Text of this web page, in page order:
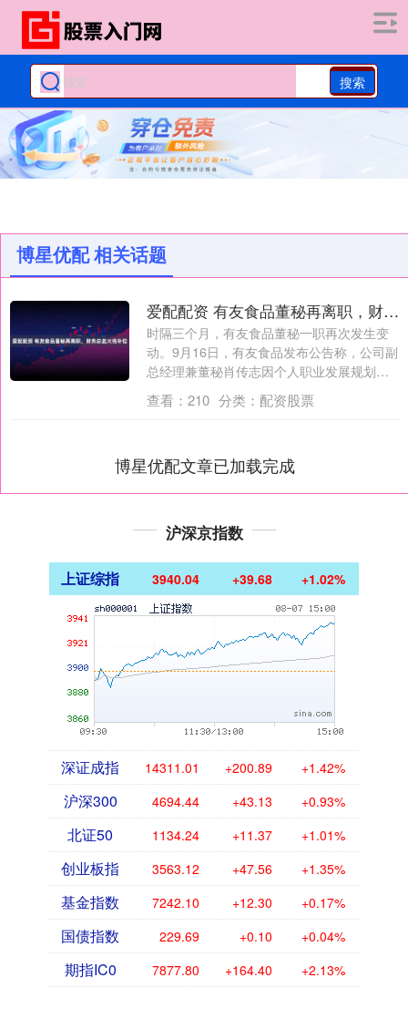
搜索
博星优配 相关话题
爱配配资 有友食品董秘再离职，财务总监火线补位
时隔三个月，有友食品董秘一职再次发生变
动。9月16日，有友食品发布公告称，公司副
总经理兼董秘肖传志因个人职业发展规划原
因....
查看： 210 分类： 配资股票
博星优配文章已加载完成
沪深京指数
上证综指 3940.04 +39.68 +1.02%
深证成指 14311.01 +200.89 +1.42%
沪深300 4694.44 +43.13 +0.93%
北证50 1134.24 +11.37 +1.01%
创业板指 3563.12 +47.56 +1.35%
基金指数 7242.10 +12.30 +0.17%
国债指数 229.69 +0.10 +0.04%
期指IC0 7877.80 +164.40 +2.13%